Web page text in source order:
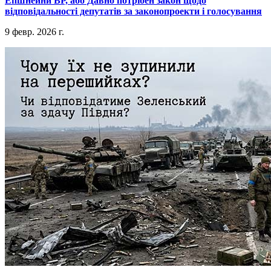
відповідальності депутатів за законопроекти і голосування
9 февр. 2026 г.